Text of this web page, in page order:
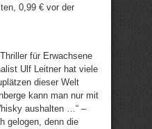
0,99 € vor der
für Erwachsene
Ulf Leitner hat viele
dieser Welt
kann man nur mit
aushalten …“ –
gelogen, denn die